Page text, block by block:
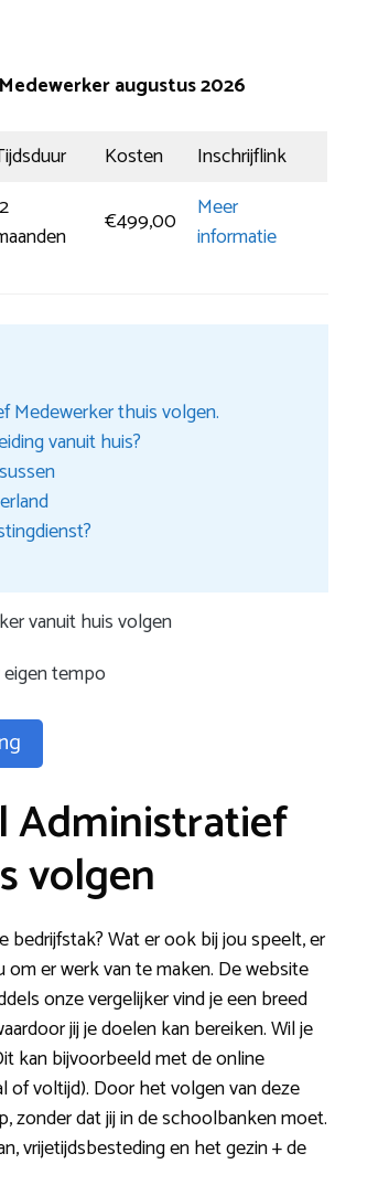
augustus 2026
Kosten
Inschrijflink
€499,00
Meer
informatie
Medewerker thuis volgen.
vanuit huis?
vanuit huis volgen
tempo
Administratief
volgen
bedrijfstak? Wat er ook bij jou speelt, er
om er werk van te maken. De website
onze vergelijker vind je een breed
jij je doelen kan bereiken. Wil je
kan bijvoorbeeld met de online
of voltijd). Door het volgen van deze
zonder dat jij in de schoolbanken moet.
vrijetijdsbesteding en het gezin + de